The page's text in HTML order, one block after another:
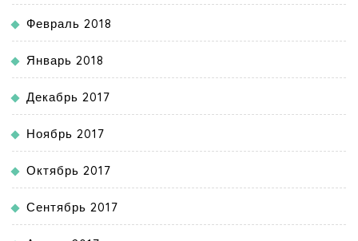
Февраль 2018
Январь 2018
Декабрь 2017
Ноябрь 2017
Октябрь 2017
Сентябрь 2017